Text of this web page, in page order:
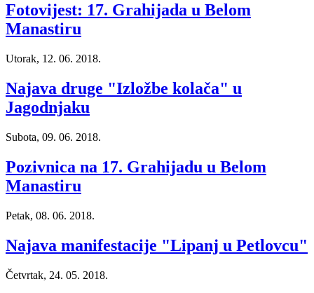
Fotovijest: 17. Grahijada u Belom
Manastiru
Utorak, 12. 06. 2018.
Najava druge "Izložbe kolača" u
Jagodnjaku
Subota, 09. 06. 2018.
Pozivnica na 17. Grahijadu u Belom
Manastiru
Petak, 08. 06. 2018.
Najava manifestacije "Lipanj u Petlovcu"
Četvrtak, 24. 05. 2018.